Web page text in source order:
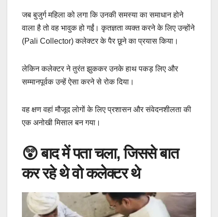
जब बुजुर्ग महिला को लगा कि उनकी समस्या का समाधान होने
वाला है तो वह भावुक हो गईं। कृतज्ञता व्यक्त करने के लिए उन्होंने
(Pali Collector) कलेक्टर के पैर छूने का प्रयास किया।
लेकिन कलेक्टर ने तुरंत झुककर उनके हाथ पकड़ लिए और
सम्मानपूर्वक उन्हें ऐसा करने से रोक दिया।
वह क्षण वहां मौजूद लोगों के लिए प्रशासन और संवेदनशीलता की
एक अनोखी मिसाल बन गया।
😲 बाद में पता चला, जिससे बात
कर रहे थे वो कलेक्टर थे